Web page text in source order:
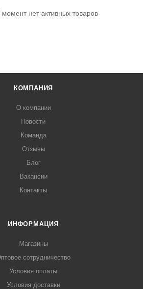
нет активных товаров
КОМПАНИЯ
О компании
Новости
Команда
Отзывы
Блог
Вакансии
Контакты
ИНФОРМАЦИЯ
Магазины
сотрудничество
Условия оплаты
Условия доставки